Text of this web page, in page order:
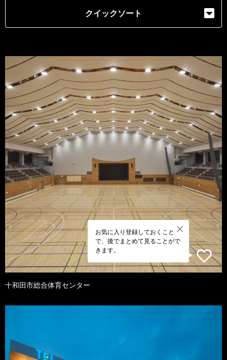
クイックソート
お気に入り登録しておくこと
で、後でまとめて見ることがで
きます。
十和田市総合体育センター